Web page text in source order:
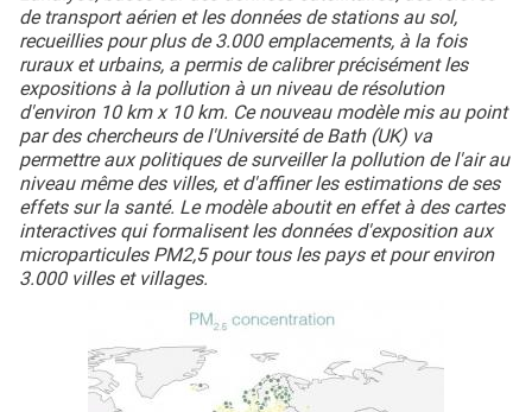
de transport aérien et les données de stations au sol,
recueillies pour plus de 3.000 emplacements, à la fois
ruraux et urbains, a permis de calibrer précisément les
expositions à la pollution à un niveau de résolution
d'environ 10 km x 10 km. Ce nouveau modèle mis au point
par des chercheurs de l'Université de Bath (UK) va
permettre aux politiques de surveiller la pollution de l'air au
niveau même des villes, et d'affiner les estimations de ses
effets sur la santé. Le modèle aboutit en effet à des cartes
interactives qui formalisent les données d'exposition aux
microparticules PM2,5 pour tous les pays et pour environ
3.000 villes et villages.